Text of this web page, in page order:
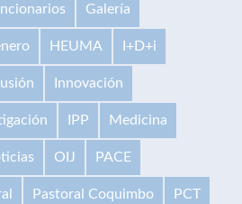
Galería
HEUMA I+D+i
Innovación
IPP Medicina
OIJ PACE
Pastoral Coquimbo PCT